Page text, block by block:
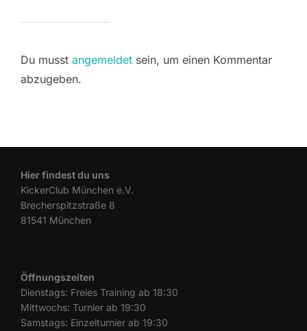
Du musst angemeldet sein, um einen Kommentar
abzugeben.
Hier findest du uns
KickerClub München e.V.
Brecherspitzstraße 8
81541 München
Öffnungszeiten
Dienstags: Freies Training ab 18:30
Mittwochs: Turnier ab 19:30
Samstags: Einzelturnier ab 19:30